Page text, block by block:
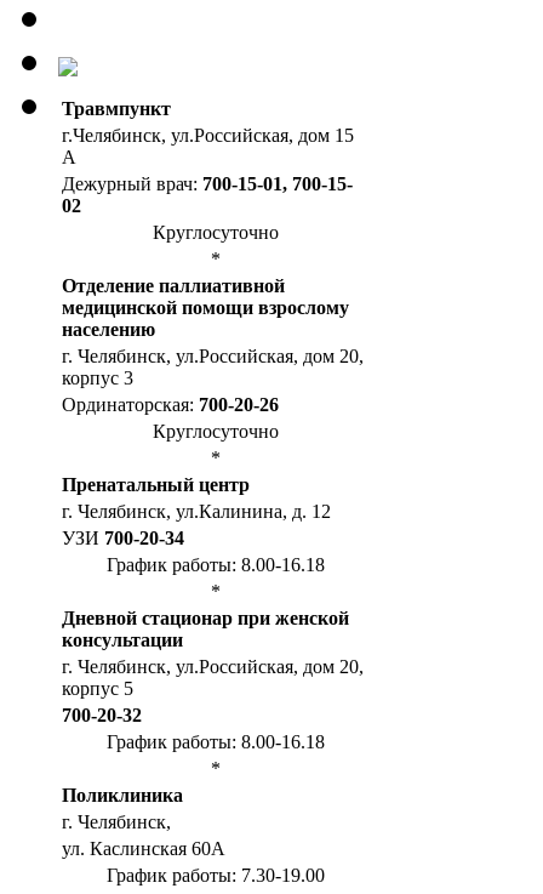
Травмпункт
г.Челябинск, ул.Российская, дом 15
А
Дежурный врач: 700-15-01, 700-15-
02
Круглосуточно
*
Отделение паллиативной
медицинской помощи взрослому
населению
г. Челябинск, ул.Российская, дом 20,
корпус 3
Ординаторская: 700-20-26
Круглосуточно
*
Пренатальный центр
г. Челябинск, ул.Калинина, д. 12
УЗИ 700-20-34
График работы: 8.00-16.18
*
Дневной стационар при женской
консультации
г. Челябинск, ул.Российская, дом 20,
корпус 5
700-20-32
График работы: 8.00-16.18
*
Поликлиника
г. Челябинск,
ул. Каслинская 60А
График работы: 7.30-19.00